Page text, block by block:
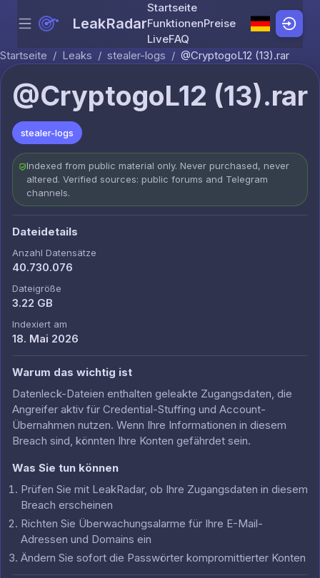
Skip to content
Menu LeakRadar
Startseite
FunktionenPreise
LiveFAQ
Startseite / Leaks / stealer-logs / @CryptogoL12 (13).rar
@CryptogoL12 (13).rar
stealer-logs
Indexed from public material only. Never purchased, never
altered. Verified sources: public forums and Telegram
channels.
Dateidetails
Anzahl Datensätze
40.730.076
Dateigröße
3.22 GB
Indexiert am
18. Mai 2026
Warum das wichtig ist
Datenleck-Dateien enthalten geleakte Zugangsdaten, die
Angreifer aktiv für Credential-Stuffing und Account-
Übernahmen nutzen. Wenn Ihre Informationen in diesem
Breach sind, könnten Ihre Konten gefährdet sein.
Was Sie tun können
Prüfen Sie mit LeakRadar, ob Ihre Zugangsdaten in diesem
Breach erscheinen
Richten Sie Überwachungsalarme für Ihre E-Mail-
Adressen und Domains ein
Ändern Sie sofort die Passwörter kompromittierter Konten